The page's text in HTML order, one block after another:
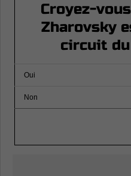
Croyez-
Zharovsky
circuit du
Oui
Non